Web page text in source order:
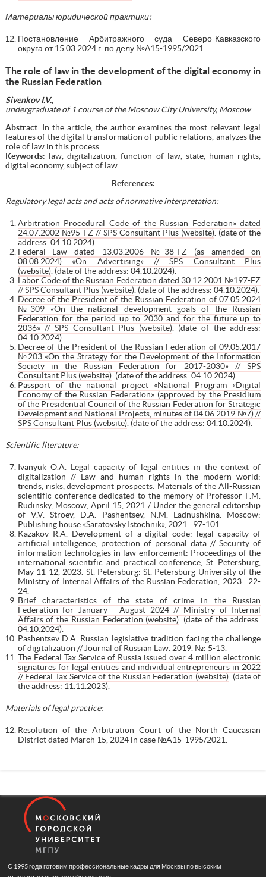
Материалы юридической практики:
Постановление Арбитражного суда Северо-Кавказского
округа от 15.03.2024 г. по делу №А15-1995/2021.
The role of law in the development of the digital economy in
the Russian Federation
Sivenkov I.V.,
undergraduate of 1 course of the Moscow City University, Moscow
Abstract. In the article, the author examines the most relevant legal
features of the digital transformation of public relations, analyzes the
role of law in this process.
Keywords: law, digitalization, function of law, state, human rights,
digital economy, subject of law.
References:
Regulatory legal acts and acts of normative interpretation:
Arbitration Procedural Code of the Russian Federation» dated
24.07.2002 №95-FZ // SPS Consultant Plus (website). (date of the
address: 04.10.2024).
Federal Law dated 13.03.2006 №38-FZ (as amended on
08.08.2024) «On Advertising» // SPS Consultant Plus
(website). (date of the address: 04.10.2024).
Labor Code of the Russian Federation dated 30.12.2001 №197-FZ
// SPS Consultant Plus (website). (date of the address: 04.10.2024).
Decree of the President of the Russian Federation of 07.05.2024
№309 «On the national development goals of the Russian
Federation for the period up to 2030 and for the future up to
2036» // SPS Consultant Plus (website). (date of the address:
04.10.2024).
Decree of the President of the Russian Federation of 09.05.2017
№203 «On the Strategy for the Development of the Information
Society in the Russian Federation for 2017-2030» // SPS
Consultant Plus (website). (date of the address: 04.10.2024).
Passport of the national project «National Program «Digital
Economy of the Russian Federation» (approved by the Presidium
of the Presidential Council of the Russian Federation for Strategic
Development and National Projects, minutes of 04.06.2019 №7) //
SPS Consultant Plus (website). (date of the address: 04.10.2024).
Scientific literature:
Ivanyuk O.A. Legal capacity of legal entities in the context of
digitalization // Law and human rights in the modern world:
trends, risks, development prospects: Materials of the All-Russian
scientific conference dedicated to the memory of Professor F.M.
Rudinsky, Moscow, April 15, 2021 / Under the general editorship
of V.V. Stroev, D.A. Pashentsev, N.M. Ladnushkina. Moscow:
Publishing house «Saratovsky Istochnik», 2021.: 97-101.
Kazakov R.A. Development of a digital code: legal capacity of
artificial intelligence, protection of personal data // Security of
information technologies in law enforcement: Proceedings of the
international scientific and practical conference, St. Petersburg,
May 11-12, 2023. St. Petersburg: St. Petersburg University of the
Ministry of Internal Affairs of the Russian Federation, 2023.: 22-
24.
Brief characteristics of the state of crime in the Russian
Federation for January - August 2024 // Ministry of Internal
Affairs of the Russian Federation (website) . (date of the address:
04.10.2024).
Pashentsev D.A. Russian legislative tradition facing the challenge
of digitalization // Journal of Russian Law. 2019. №: 5-13.
The Federal Tax Service of Russia issued over 4 million electronic
signatures for legal entities and individual entrepreneurs in 2022
// Federal Tax Service of the Russian Federation (website). (date of
the address: 11.11.2023).
Materials of legal practice:
Resolution of the Arbitration Court of the North Caucasian
District dated March 15, 2024 in case №A15-1995/2021.
С 1995 года готовим профессиональные кадры для Москвы по высоким